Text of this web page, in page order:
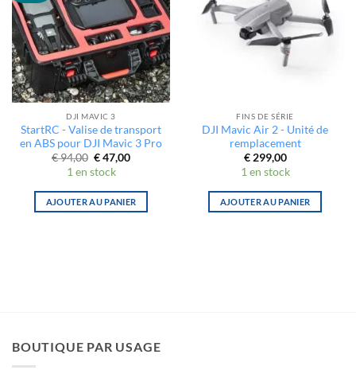
DJI MAVIC 3
StartRC - Valise de transport
en ABS pour DJI Mavic 3 Pro
€94,00 Le
prix
initial
€ 94,00.
€47,00Le
€ 47,00.
1 en stock
AJOUTER AU PANIER
FINS DE SÉRIE
DJI Mavic Air 2 - Unité de
remplacement
€299,00
1 en stock
AJOUTER AU PANIER
BOUTIQUE PAR USAGE